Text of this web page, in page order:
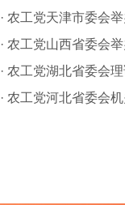
· 农工党天津市委会
· 农工党山西省委会
· 农工党湖北省委会
· 农工党河北省委会